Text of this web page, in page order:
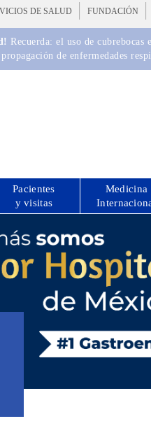
DE SALUD FUNDACIÓN
Recuerda: el uso de cubrebocas
de enfermedades
Pacientes
y visitas
Medicina